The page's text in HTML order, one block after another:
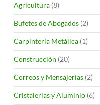
Agricultura (8)
Bufetes de Abogados (2)
Carpintería Metálica (1)
Construcción (20)
Correos y Mensajerías (2)
Cristalerías y Aluminio (6)